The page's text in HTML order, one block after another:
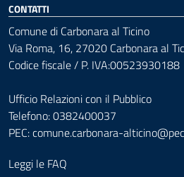
CONTATTI
Comune di Carbonara al Ticino
Via Roma, 16, 27020 Carbonara al
Codice fiscale / P. IVA:00523930188
Ufficio Relazioni con il Pubblico
Telefono: 0382400037
PEC:comune.carbonara-
Leggi le FAQ